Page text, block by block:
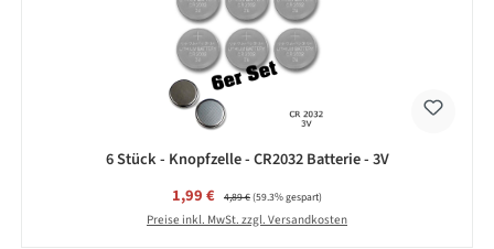
6 Stück - Knopfzelle - CR2032 Batterie - 3V
Verkaufspreis:
1,99 € Regulärer Preis:
4,89 €(59.3% gespart)
Preise inkl. MwSt. zzgl. Versandkosten